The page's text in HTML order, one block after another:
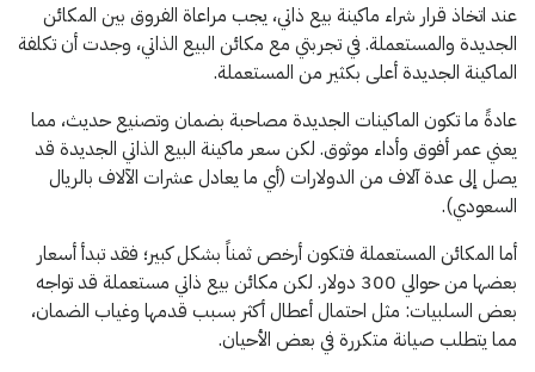
عند اتخاذ قرار شراء ماكينة بيع ذاتي، يجب مراعاة الفروق بين المكائن
الجديدة والمستعملة. في تجربتي مع مكائن البيع الذاتي، وجدت أن تكلفة
الماكينة الجديدة أعلى بكثير من المستعملة.
عادةً ما تكون الماكينات الجديدة مصاحبة بضمان وتصنيع حديث، مما
يعني عمر أفوق وأداء موثوق. لكن سعر ماكينة البيع الذاتي الجديدة قد
يصل إلى عدة آلاف من الدولارات (أي ما يعادل عشرات الآلاف بالريال
السعودي).
أما المكائن المستعملة فتكون أرخص ثمناً بشكل كبير؛ فقد تبدأ أسعار
بعضها من حوالي 300 دولار. لكن مكائن بيع ذاتي مستعملة قد تواجه
بعض السلبيات: مثل احتمال أعطال أكثر بسبب قدمها وغياب الضمان،
مما يتطلب صيانة متكررة في بعض الأحيان.